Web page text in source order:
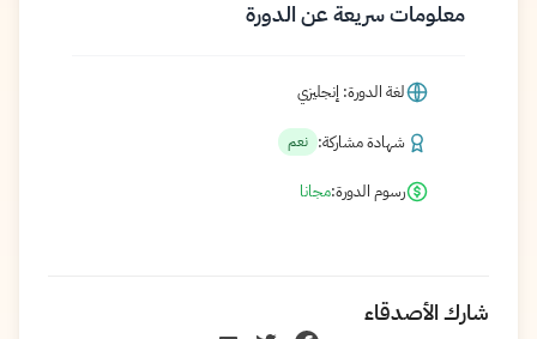
معلومات سريعة عن الدورة
لغة الدورة: إنجليزي
شهادة مشاركة: نعم
رسوم الدورة:مجانا
شارك الأصدقاء